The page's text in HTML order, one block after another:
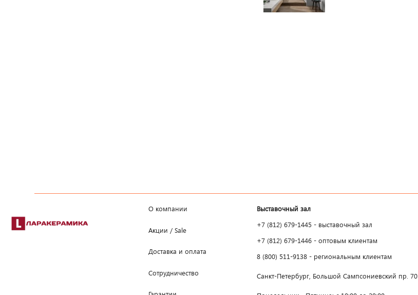
О компании
Акции / Sale
Доставка и оплата
Сотрудничество
Выставочный зал
+7 (812) 679-1445 - выставочный зал
+7 (812) 679-1446 - оптовым клиентам
8 (800) 511-9138 - региональным клиентам
Санкт-Петербург, Большой Сампсониевский пр. 70